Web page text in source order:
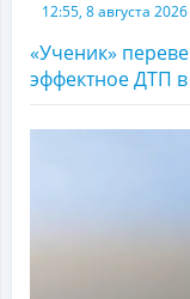
12:55, 8 августа 2026
«Ученик»
эффектное ДТП